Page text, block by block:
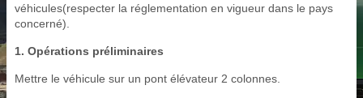
véhicules(respecter la réglementation en vigueur dans le pays
concerné).
1. Opérations préliminaires
Mettre le véhicule sur un pont élévateur 2 colonnes.